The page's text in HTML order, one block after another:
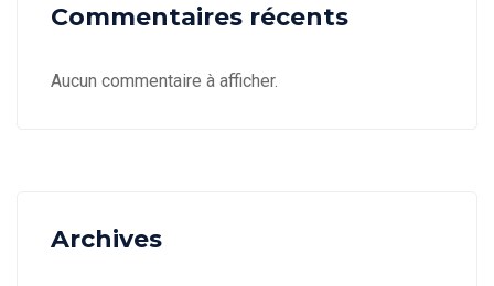
Commentaires récents
Aucun commentaire à afficher.
Archives